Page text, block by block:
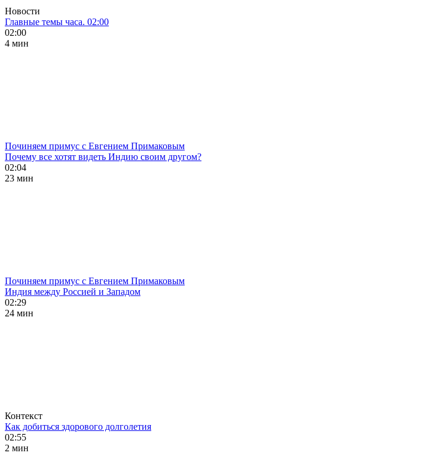
Новости
Главные темы часа. 02:00
02:00
4 мин
Починяем примус с Евгением Примаковым
Почему все хотят видеть Индию своим другом?
02:04
23 мин
Починяем примус с Евгением Примаковым
Индия между Россией и Западом
02:29
24 мин
Контекст
Как добиться здорового долголетия
02:55
2 мин